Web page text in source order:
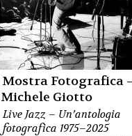
Mostra Fotografica
Michele Giotto
Live Jazz – Un’antologia
fotografica 1975–2025